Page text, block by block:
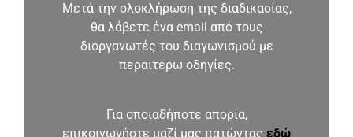
Μετά την ολοκλήρωση της διαδικασίας,
θα λάβετε ένα email από τους
διοργανωτές του διαγωνισμού με
περαιτέρω οδηγίες.
Για οποιαδήποτε απορία,
επικοινωνήστε μαζί μας πατώντας εδώ